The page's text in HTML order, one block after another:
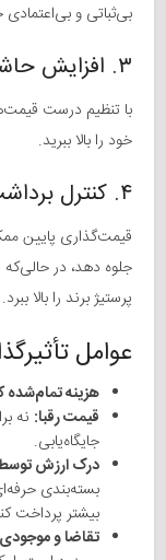
بی‌ثباتی و
۳. افزایش حاشیه سود:
با تنظیم درست
خود را بالا ببرید.
۴. کنترل برداشت ذهنی از برند:
قیمت‌گذاری پایین
جلوه دهد، در حالی‌که
پرستیژ برند را بالا ببرد.
عوامل
هزینه تمام‌شده
قیمت‌ رقبا: نه
جایگاه‌یابی.
درک ارزش
بسته‌بندی
بیشتر پرداخت
تقاضا و